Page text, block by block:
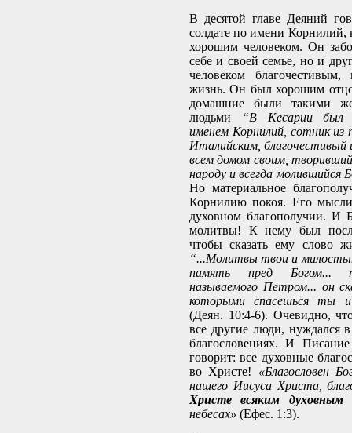
В десятой главе Деяний
солдате по имени Корнилий,
хорошим человеком. Он
себе и своей семье, но и
человеком
жизнь. Он был хорошим
домашние были такими же
людьми
“В Кесарии был
именем Корнилий, сотник из
Италийским, благочестивый
всем домом своим,
народу и всегда молившийся
Но материальное
Корнилию покоя. Его
духовном благополучии. И
молитвы! К нему был
чтобы сказать ему слово
“...Молитвы твои и
память пред Богом...
называемого Петром... он
которыми спасешься ты
(Деян. 10:4-6). Очевидно,
все другие люди, нуждался
благословениях. И
говорит: все духовные
во Христе!
«Благословен
нашего Иисуса Христа,
Христе всяким духовным
небесах» (Ефес. 1:3).